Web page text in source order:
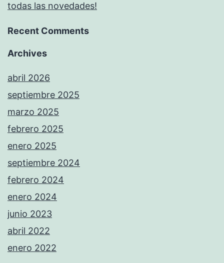
todas las novedades!
Recent Comments
Archives
abril 2026
septiembre 2025
marzo 2025
febrero 2025
enero 2025
septiembre 2024
febrero 2024
enero 2024
junio 2023
abril 2022
enero 2022